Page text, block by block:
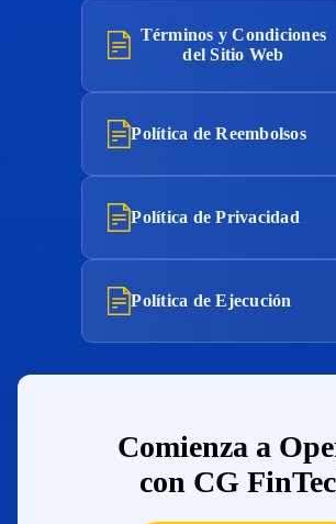
Términos y Condiciones
del Sitio Web
Política de Reembolsos
Política de Privacidad
Política de Ejecución
Comienza a
con CG